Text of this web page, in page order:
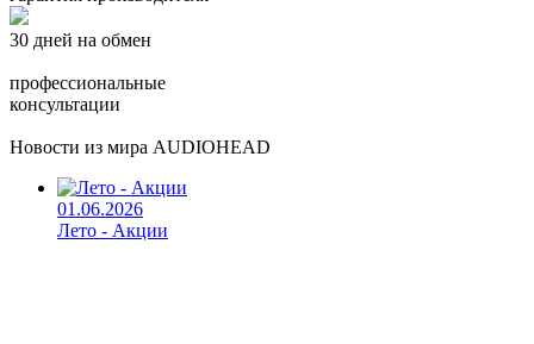
30 дней на обмен
профессиональные
консультации
Новости из мира AUDIOHEAD
01.06.2026
Лето - Акции